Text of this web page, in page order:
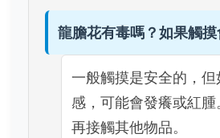
龍膽花有毒嗎？如果觸摸
一般觸摸是安全的，
感，可能會發癢或紅
再接觸其他物品。